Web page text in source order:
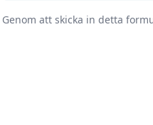
Genom att skicka in detta